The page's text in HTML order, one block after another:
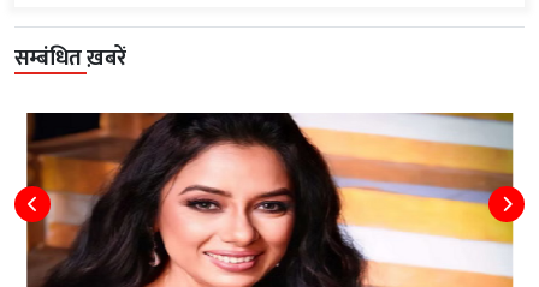
सम्बंधित ख़बरें